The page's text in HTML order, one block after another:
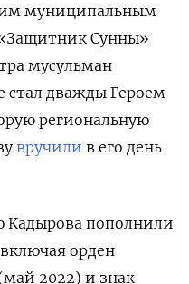
муниципальным
Сунны»
мусульман
стал дважды Героем
региональную
вручили в его день
Кадырова пополнили
орден
2022) и знак